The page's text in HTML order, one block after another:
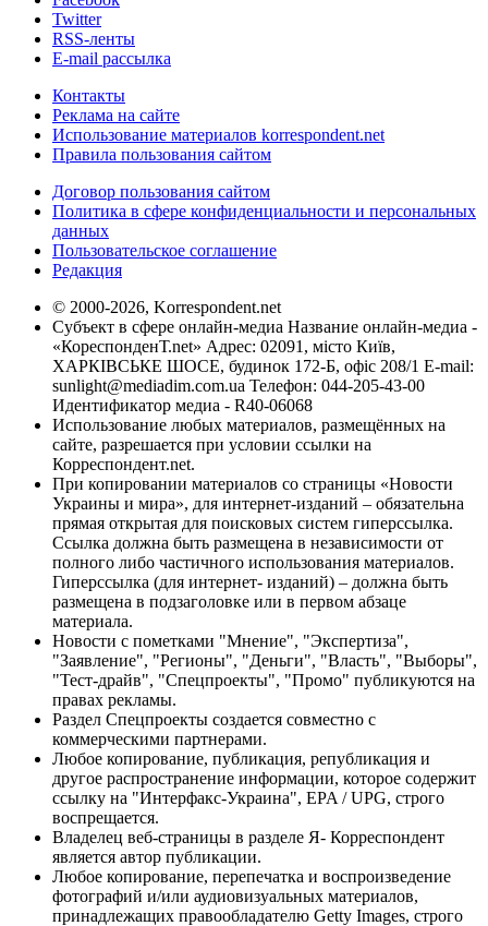
Twitter
RSS-ленты
E-mail рассылка
Контакты
Реклама на сайте
Использование материалов korrespondent.net
Правила пользования сайтом
Договор пользования сайтом
Политика в сфере конфиденциальности и персональных
данных
Пользовательское соглашение
Редакция
© 2000-2026, Korrespondent.net
Субъект в сфере онлайн-медиа Название онлайн-медиа -
«КореспонденТ.net» Адрес: 02091, місто Київ,
ХАРКІВСЬКЕ ШОСЕ, будинок 172-Б, офіс 208/1 E-mail:
sunlight@mediadim.com.ua Телефон: 044-205-43-00
Идентификатор медиа - R40-06068
Использование любых материалов, размещённых на
сайте, разрешается при условии ссылки на
Корреспондент.net.
При копировании материалов со страницы «Новости
Украины и мира», для интернет-изданий – обязательна
прямая открытая для поисковых систем гиперссылка.
Ссылка должна быть размещена в независимости от
полного либо частичного использования материалов.
Гиперссылка (для интернет- изданий) – должна быть
размещена в подзаголовке или в первом абзаце
материала.
Новости с пометками "Мнение", "Экспертиза",
"Заявление", "Регионы", "Деньги", "Власть", "Выборы",
"Тест-драйв", "Спецпроекты", "Промо" публикуются на
правах рекламы.
Раздел Спецпроекты создается совместно с
коммерческими партнерами.
Любое копирование, публикация, републикация и
другое распространение информации, которое содержит
ссылку на "Интерфакс-Украина", EPA / UPG, строго
воспрещается.
Владелец веб-страницы в разделе Я- Корреспондент
является автор публикации.
Любое копирование, перепечатка и воспроизведение
фотографий и/или аудиовизуальных материалов,
принадлежащих правообладателю Getty Images, строго